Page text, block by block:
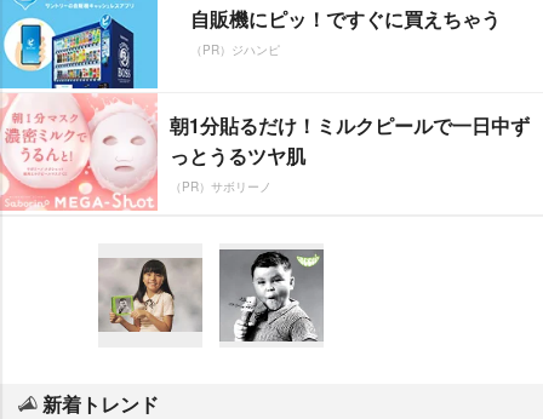
自販機にピッ！ですぐに買えちゃう
（PR）ジハンピ
朝1分貼るだけ！ミルクピールで一日中ず
っとうるツヤ肌
（PR）サボリーノ
新着トレンド